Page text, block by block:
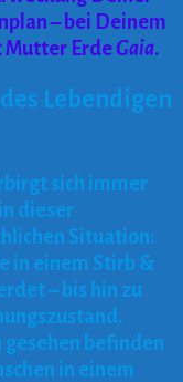
– bei Deinem
Mutter ErdeGaia.
Lebendigen
sich immer
dieser
Situation:
in einem Stirb &
– bis hin zu
befinden
in einem